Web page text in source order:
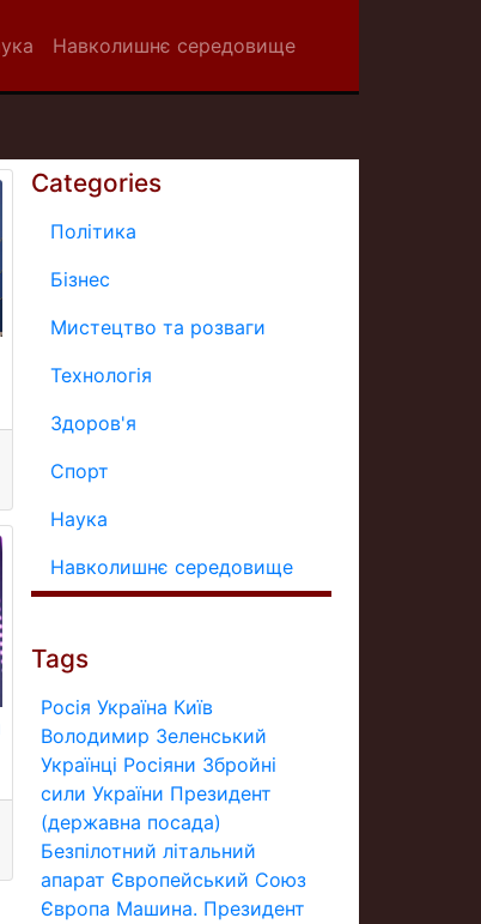
Навколишнє середовище
Categories
Політика
Бізнес
Мистецтво та розваги
Технологія
Здоров'я
Спорт
Наука
Навколишнє середовище
Tags
Росія Україна Київ
Володимир Зеленський
Українці Росіяни Збройні
сили України Президент
(державна посада)
Безпілотний літальний
апарат Європейський Союз
Європа Машина. Президент